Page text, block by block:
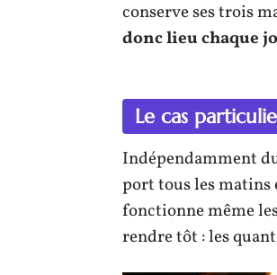
conserve ses trois
donc lieu chaque
Le cas
Indépendamment
port tous les matins
fonctionne même
rendre tôt : les